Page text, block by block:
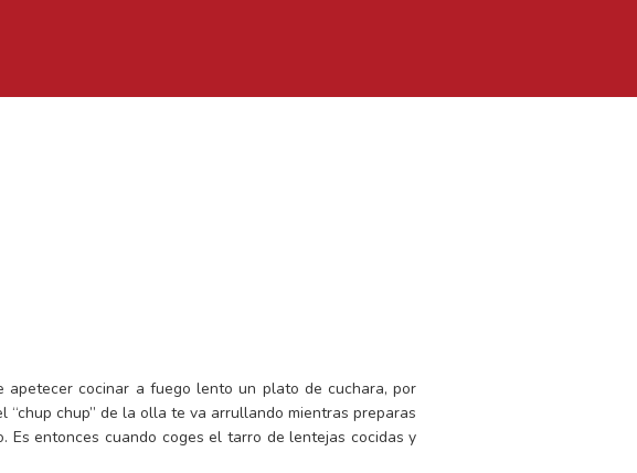
apetecer cocinar a fuego lento un plato de cuchara, por
chup” de la olla te va arrullando mientras preparas
entonces cuando coges el tarro de lentejas cocidas y